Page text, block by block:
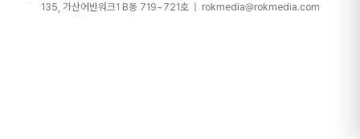
135, 가산어반워크1 B동 719~721호 | rokmedia@rokmedia.com